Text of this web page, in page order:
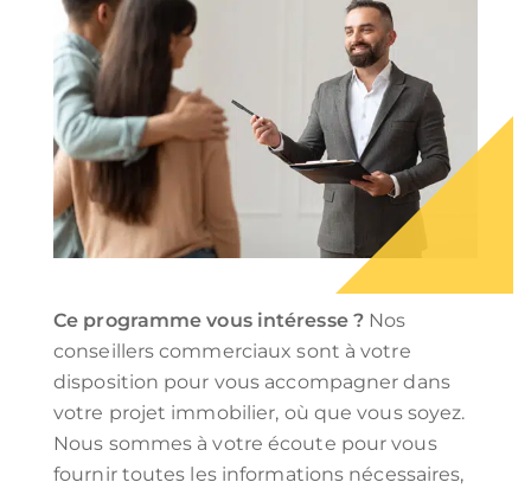
Ce programme vous intéresse ?Nos
conseillers commerciaux sont à votre
disposition pour vous accompagner dans
votre projet immobilier, où que vous soyez.
Nous sommes à votre écoute pour vous
fournir toutes les informations nécessaires,